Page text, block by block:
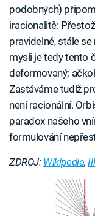
podobných)
iracionalitě:
pravidelné, stále
mysli je tedy tento
deformovaný;
Zastáváme tudíž
není racionální.
paradox našeho
formulování
ZDROJ: Wikipedia,